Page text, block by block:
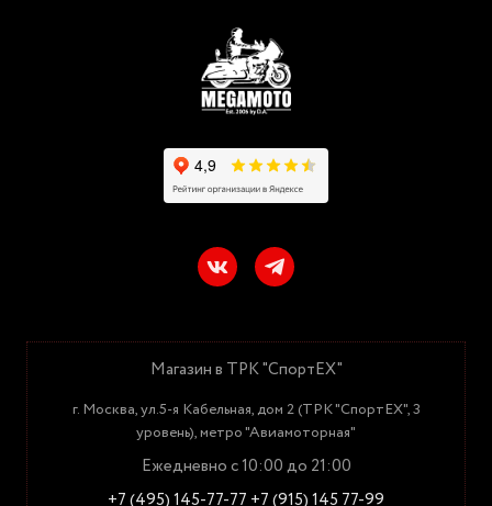
Магазин в ТРК "СпортЕХ"
г. Москва, ул.5-я Кабельная, дом 2 (ТРК "СпортЕХ", 3
уровень), метро "Авиамоторная"
Ежедневно с 10:00 до 21:00
+7 (495) 145-77-77 +7 (915) 145 77-99